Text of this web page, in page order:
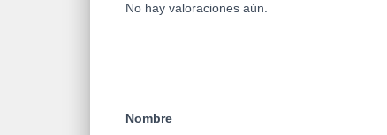
No hay valoraciones aún.
Nombre